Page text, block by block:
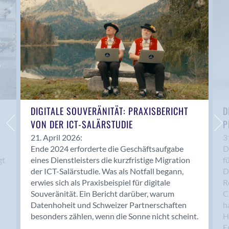
Anwil
Appenzell
Au SG
Baar
Baden
Balsthal
Balzers
Basel
Bassersdorf
Belp
Bendern
Benken (SG)
Bergdietikon
Berlin
Bern
Bern - Liebefeld
DIGITALE SOUVERÄNITÄT: PRAXISBERICHT
VON DER ICT-SALÄRSTUDIE
21. April 2026:
Ende 2024 erforderte die Geschäftsaufgabe
eines Dienstleisters die kurzfristige Migration
der ICT-Salärstudie. Was als Notfall begann,
erwies sich als Praxisbeispiel für digitale
Souveränität. Ein Bericht darüber, warum
Datenhoheit und Schweizer Partnerschaften
besonders zählen, wenn die Sonne nicht scheint.